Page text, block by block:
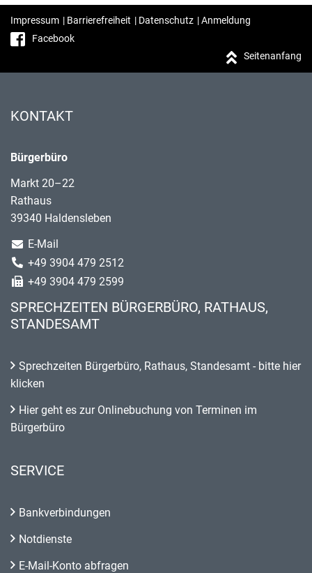
Impressum | Barrierefreiheit | Datenschutz |Anmeldung
Facebook
Seitenanfang
KONTAKT
Bürgerbüro
Markt 20–22
Rathaus
39340 Haldensleben
E-Mail
+49 3904 479 2512
+49 3904 479 2599
SPRECHZEITEN BÜRGERBÜRO, RATHAUS,
STANDESAMT
Sprechzeiten Bürgerbüro, Rathaus, Standesamt - bitte hier
klicken
Hier geht es zur Onlinebuchung von Terminen im
Bürgerbüro
SERVICE
Bankverbindungen
Notdienste
E-Mail-Konto abfragen